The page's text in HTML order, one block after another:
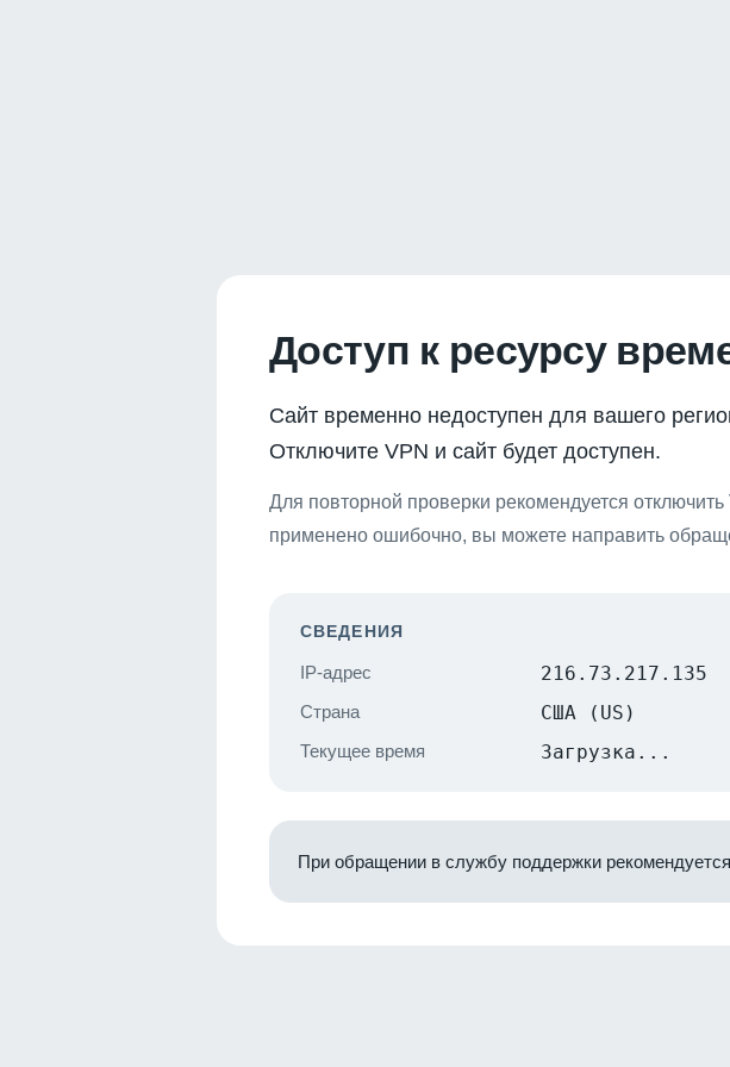
Доступ к ресурсу
Сайт временно недоступен для вашего
Отключите VPN и сайт будет доступен.
Для повторной проверки рекомендуется
применено ошибочно, вы можете направить
СВЕДЕНИЯ
IP-адрес 216.73.217.135
Страна США (US)
Текущее время Загрузка...
При обращении в службу поддержки